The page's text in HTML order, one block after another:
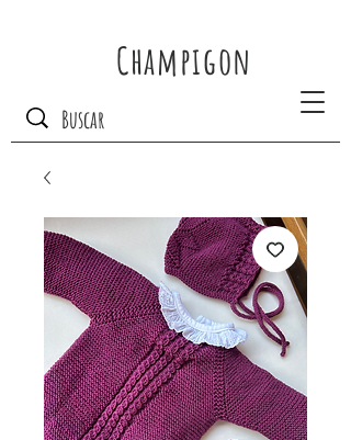
Champigon